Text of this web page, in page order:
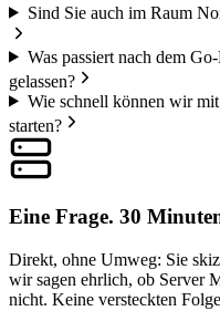
Sind Sie auch im Raum
Was passiert nach dem
gelassen?
Wie schnell können wir
starten?
Eine Frage. 30
Direkt, ohne Umweg: Sie
wir sagen ehrlich, ob Server
nicht. Keine versteckten